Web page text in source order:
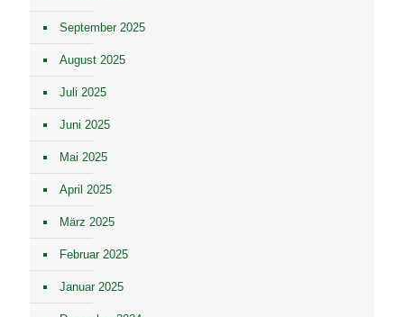
September 2025
August 2025
Juli 2025
Juni 2025
Mai 2025
April 2025
März 2025
Februar 2025
Januar 2025